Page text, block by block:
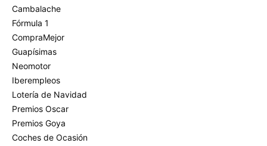
Cambalache
Fórmula 1
CompraMejor
Guapísimas
Neomotor
Iberempleos
Lotería de Navidad
Premios Oscar
Premios Goya
Coches de Ocasión